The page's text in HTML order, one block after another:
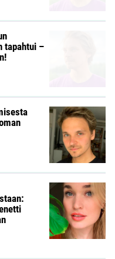
tapahtui –